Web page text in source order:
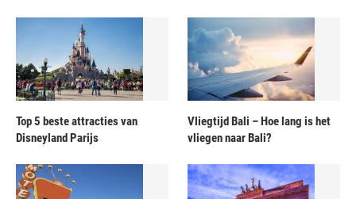
Top 5 beste attracties van
Disneyland Parijs
Vliegtijd Bali – Hoe lang is het
vliegen naar Bali?